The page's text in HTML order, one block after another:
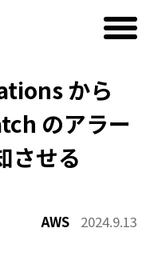
から
のアラー
させる
AWS 2024.9.13